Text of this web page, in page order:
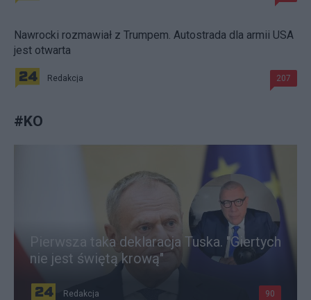
Nawrocki rozmawiał z Trumpem. Autostrada dla armii USA
jest otwarta
Redakcja 207
#KO
Pierwsza taka deklaracja Tuska. "Giertych
nie jest świętą krową"
Redakcja 90